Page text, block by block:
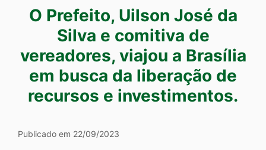
[alt+3]
para
O Prefeito, Uilson José da
Silva e comitiva de
vereadores, viajou a Brasília
em busca da liberação de
recursos e investimentos.
Galeria O Prefeito,
Publicado em 22/09/2023